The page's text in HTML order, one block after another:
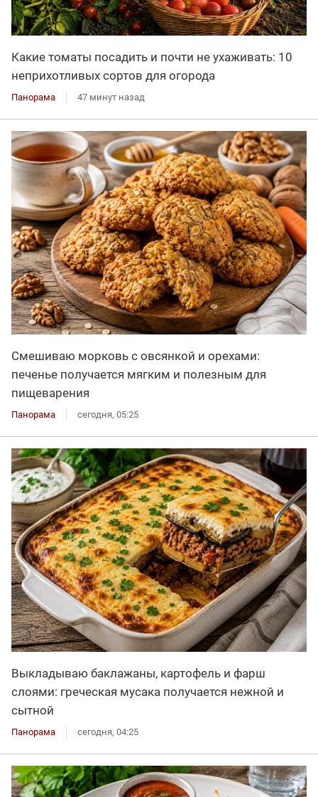
Какие томаты посадить и почти не ухаживать: 10
неприхотливых сортов для огорода
Панорама 47 минут назад
Смешиваю морковь с овсянкой и орехами:
печенье получается мягким и полезным для
пищеварения
Панорама сегодня, 05:25
Выкладываю баклажаны, картофель и фарш
слоями: греческая мусака получается нежной и
сытной
Панорама сегодня, 04:25